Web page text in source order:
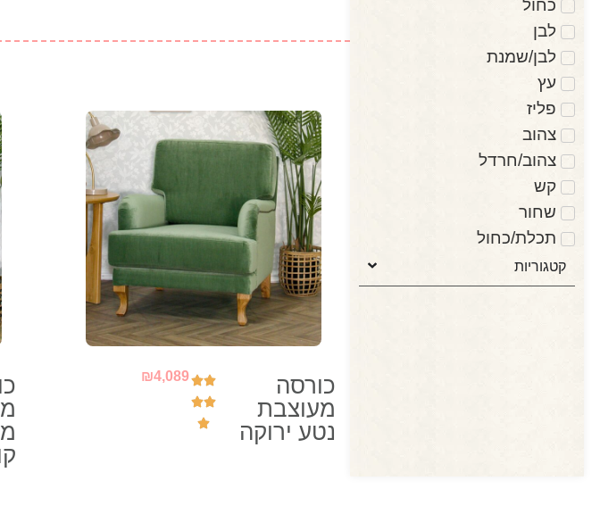
כורסה
מעוצבת
נטע ירוקה
₪4,089
כחול
לבן
לבן/שמנת
עץ
פליז
צהוב
צהוב/חרדל
קש
שחור
תכלת/כחול
קטגוריות